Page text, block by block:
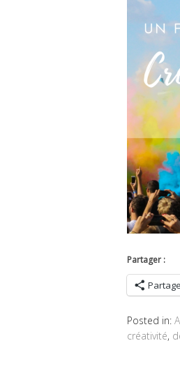
Partager :
Posted in:
créativité,